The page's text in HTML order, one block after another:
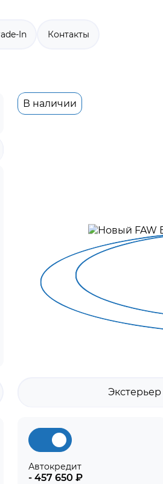
In Контакты
В наличии
Экстерьер
Автокредит
- 457 650 ₽